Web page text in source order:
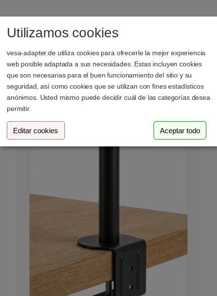
Una fijación sólida al escritorio constituye la base
para una instalación ergonómica. Los métodos
y montaje pasante) representan el estándar
industrial para los soportes de monitor.
Opción A: La abrazadera de mesa
(C-Clamp / Sargento)
Utilizamos cookies
vesa-adapter.de utiliza cookies para ofrecerle la mejor experiencia
web posible adaptada a sus necesidades. Estas incluyen cookies
que son necesarias para el buen funcionamiento del sitio y su
seguridad, así como cookies que se utilizan con fines estadísticos
anónimos. Usted mismo puede decidir cuál de las categorías desea
permitir.
Editar cookies Aceptar todo